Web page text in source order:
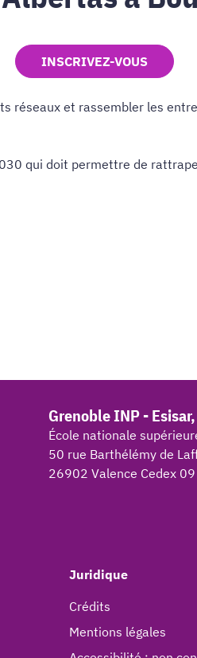
INSCRIVEZ-VOUS
réseaux et rassembler les
qui doit permettre de
Grenoble INP -
École nationale
50 rue Barthélémy de
26902 Valence Cedex
Juridique
Crédits
Mentions légales